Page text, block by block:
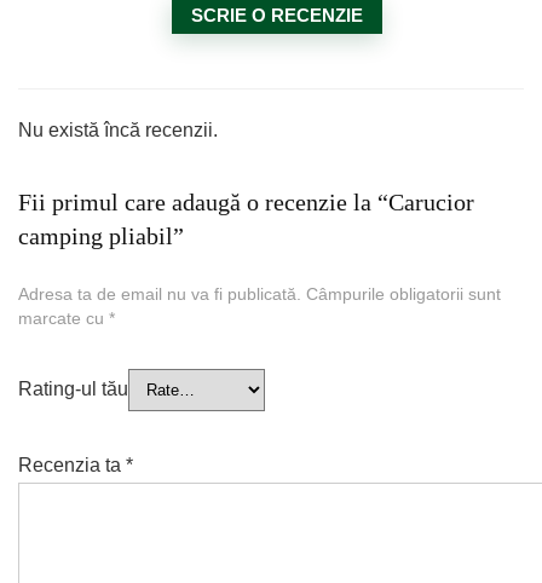
SCRIE O RECENZIE
Nu există încă recenzii.
Fii primul care adaugă o recenzie la “Carucior
camping pliabil”
Adresa ta de email nu va fi publicată. Câmpurile obligatorii sunt
marcate cu *
Rating-ul tău
Recenzia ta *